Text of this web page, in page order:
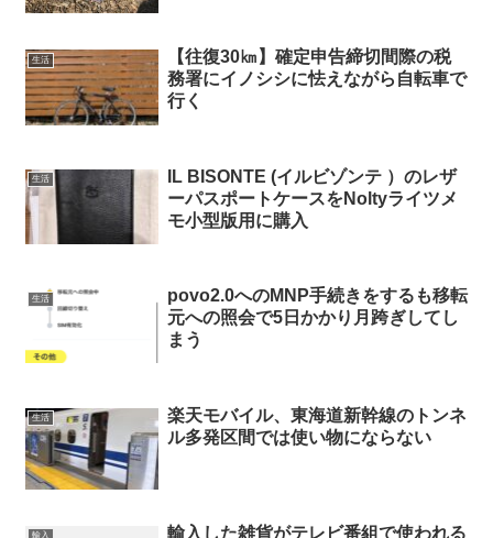
生活
【往復30㎞】確定申告締切間際の税
務署にイノシシに怯えながら自転車で
行く
生活
IL BISONTE (イルビゾンテ ）のレザ
ーパスポートケースをNoltyライツメ
モ小型版用に購入
生活
povo2.0へのMNP手続きをするも移転
元への照会で5日かかり月跨ぎしてし
まう
生活
楽天モバイル、東海道新幹線のトンネ
ル多発区間では使い物にならない
輸入
輸入した雑貨がテレビ番組で使われる